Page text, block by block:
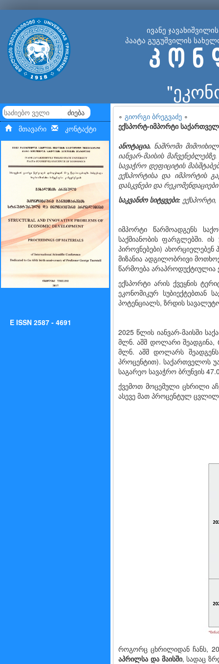
ივანე
პაატა გუგუშვილის
კ ო ნ
ძიება
მთავარი კონტაქტი
E ISSN 2587 - 4691
∘ გიორგი ბრეგვაძე ∘
ექსპორტ-იმპორტი
ანოტაცია. ნაშრომი
იანვარ-მაისის
სავაჭრო დეფიციტის
ექსპორტისა და იმპორტის
დასკვნები და
საკვანძო სიტყვები: ექსპორტი,
იმპორტი წარმოადგენს
საქმიანობის ფარგლებში. ის
პიროვნებები) ახორციელებენ
მიზანია ადგილობრივი
წარმოება
ექსპორტი არის ქვეყნის
ეკონომიკურ სუბიექტებთან
პოტენციალს, ზრდის
2025 წლის იანვარ-მაისში
მლნ. აშშ დოლარი შეადგინა,
მლნ. აშშ დოლარს
პროცენტით). საქართველოს
საგარეო სავაჭრო ბრუნვის
ქვემოთ მოცემული ცხრილი
ასევე მათ პროცენტულ
როგორც ცხრილიდან ჩანს,
აპრილსა და მაისში, სადაც